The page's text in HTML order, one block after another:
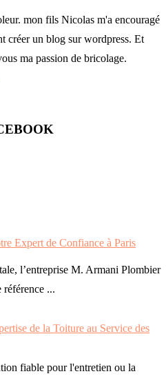
l’entreprise M. Armani Plombier
de la Toiture au Service des
? Av...